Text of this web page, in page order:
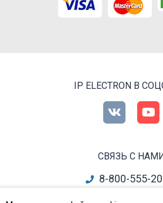
IP ELECTRON В
СВЯЗЬ С
8-800-555-